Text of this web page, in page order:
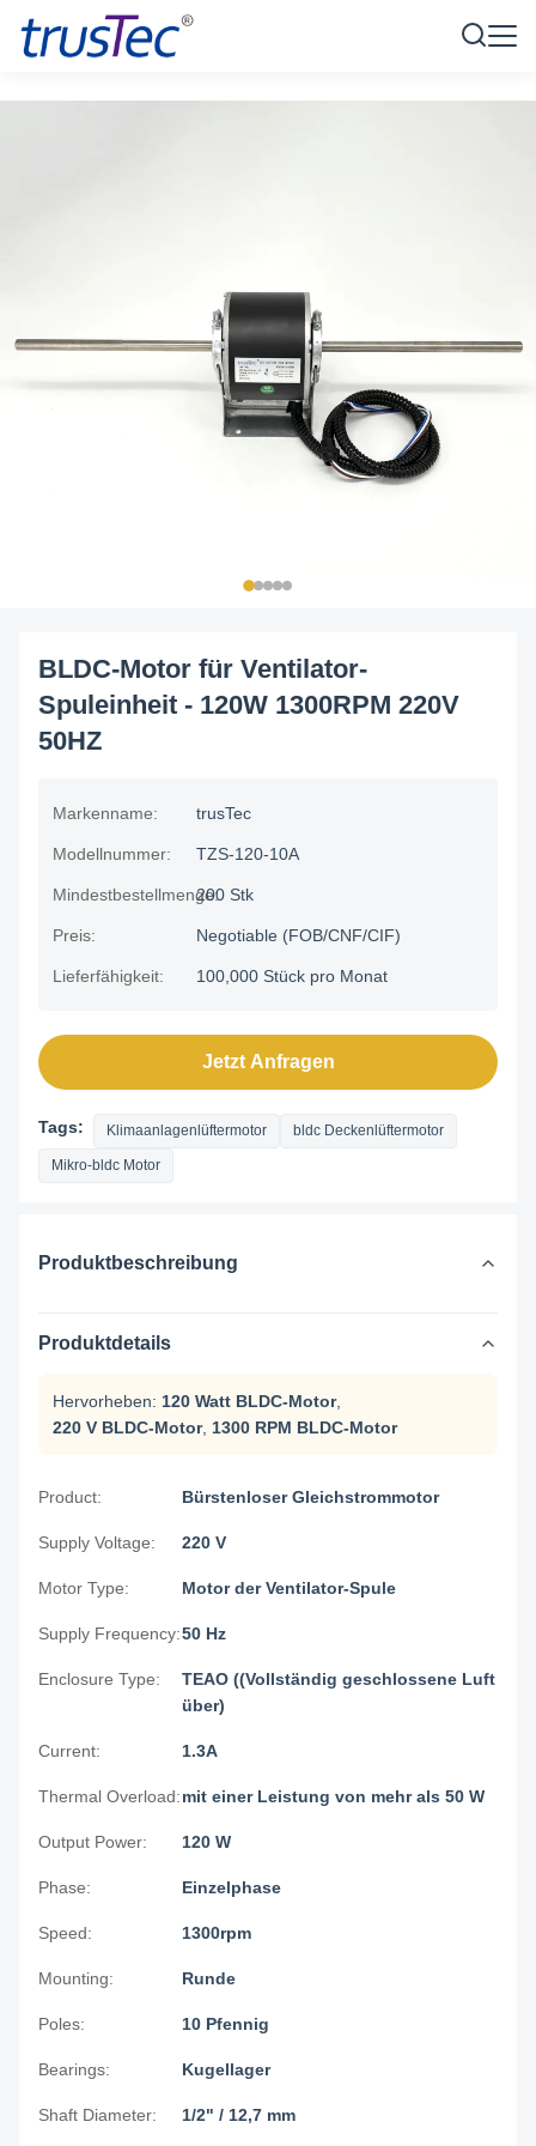
BLDC-Motor für Ventilator-
Spuleinheit - 120W 1300RPM 220V
50HZ
Markenname: trusTec
Modellnummer: TZS-120-10A
Mindestbestellmenge:200 Stk
Preis: Negotiable (FOB/CNF/CIF)
Lieferfähigkeit: 100,000 Stück pro Monat
Jetzt Anfragen
Tags: Klimaanlagenlüftermotor bldc Deckenlüftermotor
Mikro-bldc Motor
Produktbeschreibung
Produktdetails
Hervorheben: 120 Watt BLDC-Motor,
220 V BLDC-Motor, 1300 RPM BLDC-Motor
Product: Bürstenloser Gleichstrommotor
Supply Voltage: 220 V
Motor Type: Motor der Ventilator-Spule
Supply Frequency:50 Hz
Enclosure Type:
TEAO ((Vollständig geschlossene Luft
über)
Current: 1.3A
Thermal Overload:mit einer Leistung von mehr als 50 W
Output Power: 120 W
Phase: Einzelphase
Speed: 1300rpm
Mounting: Runde
Poles: 10 Pfennig
Bearings: Kugellager
Shaft Diameter: 1/2" / 12,7 mm